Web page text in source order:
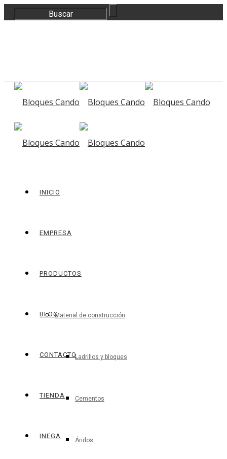
INICIO
EMPRESA
PRODUCTOS
Material de construcción
Ladrillos y bloques
Cementos
Áridos
BLOG
CONTACTO
TIENDA
INEGA